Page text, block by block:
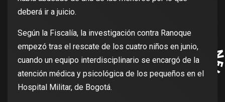
deberá ir a juicio.
Según la Fiscalía, la investigación contra Ranoque
empezó tras el rescate de los cuatro niños en junio,
cuando un equipo interdisciplinario se encargó de la
atención médica y psicológica de los pequeños en el
Hospital Militar, de Bogotá.